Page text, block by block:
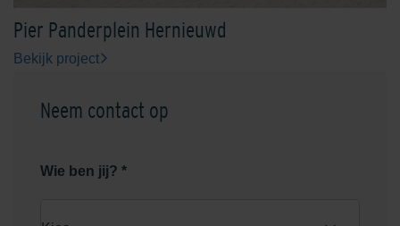
Pier Panderplein Hernieuwd
Bekijk project
Neem contact op
Wie ben jij? *